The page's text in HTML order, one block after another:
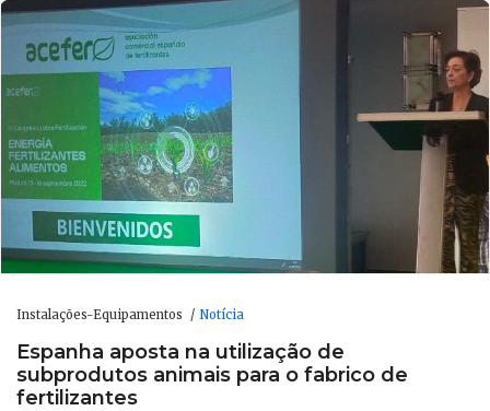
Instalações-Equipamentos Notícia
Espanha aposta na utilização de
subprodutos animais para o fabrico de
fertilizantes